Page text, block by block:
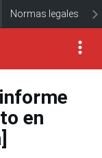
Normas legales
en